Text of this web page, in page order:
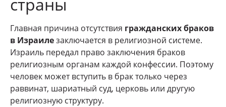
страны
Главная причина отсутствия гражданских браков
в Израилезаключается в религиозной системе.
Израиль передал право заключения браков
религиозным органам каждой конфессии. Поэтому
человек может вступить в брак только через
раввинат, шариатный суд, церковь или другую
религиозную структуру.